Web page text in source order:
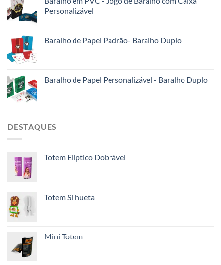
Personalizável
Baralho de Papel Padrão- Baralho Duplo
Baralho de Papel Personalizável - Baralho Duplo
DESTAQUES
Totem Elíptico Dobrável
Totem Silhueta
Mini Totem